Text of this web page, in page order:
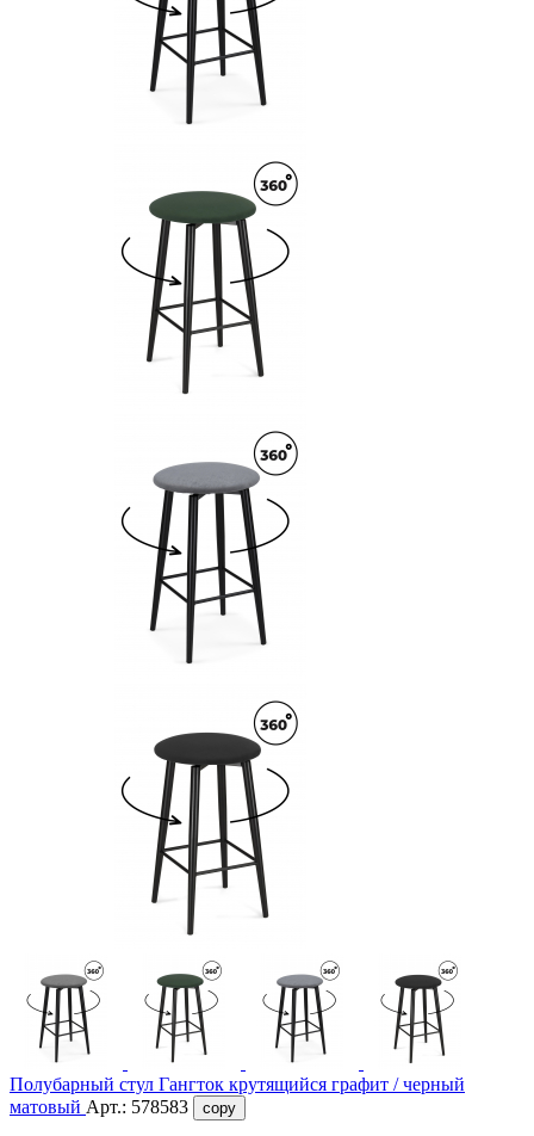
Полубарный стул Гангток крутящийся графит / черный
матовый Арт.: 578583 copy